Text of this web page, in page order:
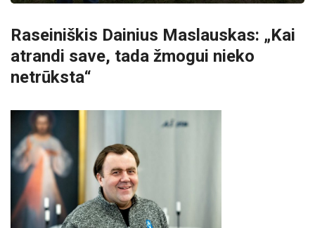
Raseiniškis Dainius Maslauskas: „Kai
atrandi save, tada žmogui nieko
netrūksta“